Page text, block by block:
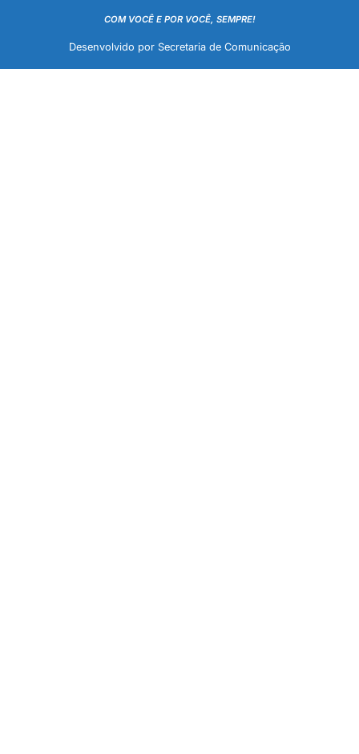
COM VOCÊ E POR VOCÊ, SEMPRE!
Desenvolvido por Secretaria de Comunicação